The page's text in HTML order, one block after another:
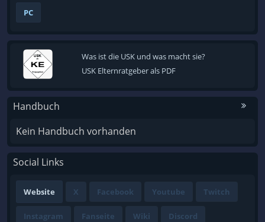
PC
Was ist die USK und was macht sie?
USK Elternratgeber als PDF
Handbuch
Kein Handbuch vorhanden
Social Links
Website X Facebook Youtube Twitch
Instagram Fanseite Wiki Discord